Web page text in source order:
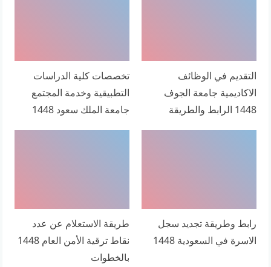
التقديم في الوظائف
الاكاديمية جامعة الجوف
1448 الرابط والطريقة
تخصصات كلية الدراسات
التطبيقية وخدمة المجتمع
جامعة الملك سعود 1448
رابط وطريقة تجديد سجل
الاسرة في السعودية 1448
طريقة الاستعلام عن عدد
نقاط ترقية الأمن العام 1448
بالخطوات